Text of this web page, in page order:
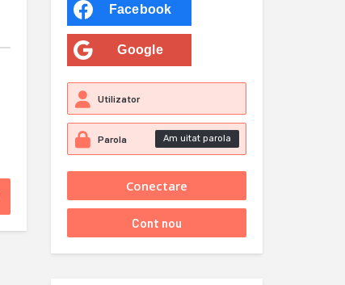
Facebook
Google
Am uitat parola